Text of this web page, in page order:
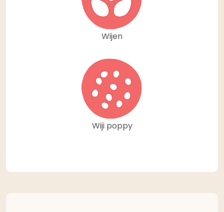
Wijen
Wiji poppy